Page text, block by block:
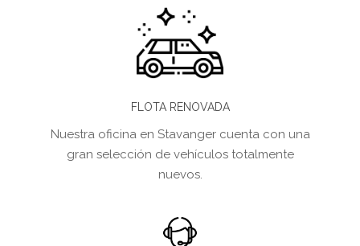
FLOTA RENOVADA
Nuestra oficina en Stavanger cuenta con una
gran selección de vehículos totalmente
nuevos.